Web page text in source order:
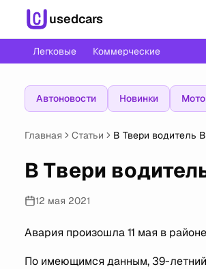
usedcars
Легковые Коммерческие
Автоновости Новинки Мото
Главная Статьи В Твери водитель
В Твери
12 мая 2021
Авария произошла 11 мая в
По имеющимся данным, 39-летний